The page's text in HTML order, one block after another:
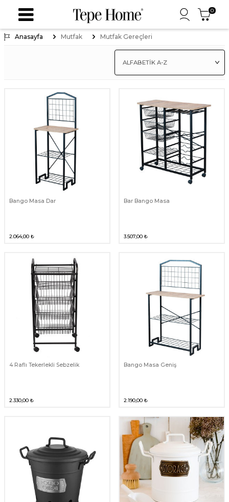
0
Anasayfa Mutfak Mutfak Gereçleri
Bango Masa Dar
2.064,00 ₺
Bar Bango Masa
3.507,00 ₺
4 Raflı Tekerlekli Sebzelik
2.330,00 ₺
Bango Masa Geniş
2.190,00 ₺